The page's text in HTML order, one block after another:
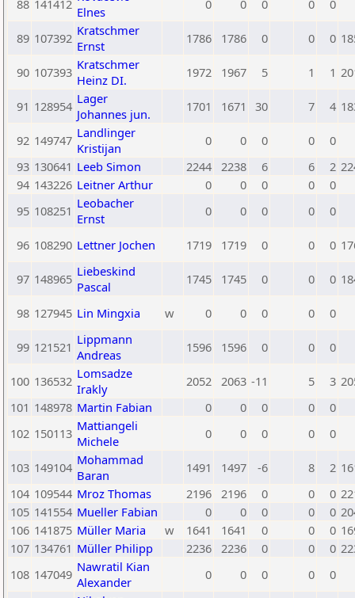
88 141412 Elnes
0 0 0 0 0
89 107392 Kratschmer
Ernst
1786 1786 0 0 0
90 107393 Kratschmer
Heinz DI.
1972 1967 5 1 1
91 128954 Lager
Johannes jun.
1701 1671 30 7 4
92 149747 Landlinger
Kristijan
0 0 0 0
0
93 130641 Leeb Simon 2244 2238 6 6 2
94 143226 Leitner Arthur 0 0 0 0
0
95 108251 Leobacher
Ernst
0 0 0 0 0
96 108290 Lettner Jochen 1719 1719 0 0 0
97 148965 Liebeskind
Pascal
1745 1745 0 0 0
98 127945 Lin Mingxia w 0 0 0 0 0
99 121521 Lippmann
Andreas
1596 1596 0 0 0
100 136532 Lomsadze
Irakly
2052 2063 -11 5 3
101 148978 Martin Fabian 0 0 0 0
0
102 150113 Mattiangeli
Michele
0 0 0 0 0
103 149104 Mohammad
Baran
1491 1497 -6 8 2
104 109544 Mroz Thomas 2196 2196 0 0 0
105 141554 Mueller Fabian 0 0 0 0 0
106 141875 Müller Maria w 1641 1641 0 0 0
107 134761 Müller Philipp 2236 2236 0 0 0
108 147049 Nawratil Kian
Alexander
0 0 0 0 0